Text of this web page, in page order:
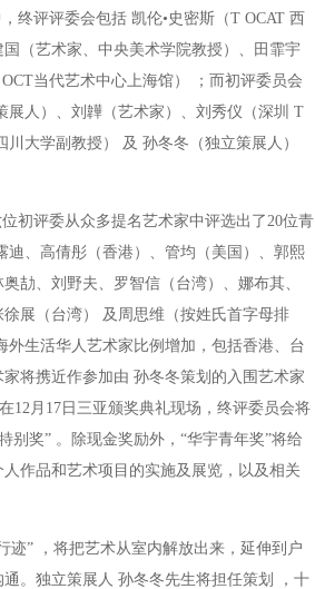
终评评委会包括 凯伦•史密斯（T OCAT 西
（艺术家、中央美术学院教授）、田霏宇
当代艺术中心上海馆） ；而初评委员会
人）、刘韡（艺术家）、刘秀仪（深圳 T
大学副教授） 及 孙冬冬（独立策展人）
初评委从众多提名艺术家中评选出了20位青
、高倩彤（香港）、管均（美国）、郭熙
劼、刘野夫、罗智信（台湾）、娜布其、
展（台湾） 及周思维（按姓氏首字母排
生活华人艺术家比例增加，包括香港、台
将携近作参加由 孙冬冬策划的入围艺术家
12月17日三亚颁奖典礼现场，终评委员会将
别奖” 。除现金奖励外，“华宇青年奖”将给
作品和艺术项目的实施及展览，以及相关
迹” ，将把艺术从室内解放出来，延伸到户
。独立策展人 孙冬冬先生将担任策划 ，十